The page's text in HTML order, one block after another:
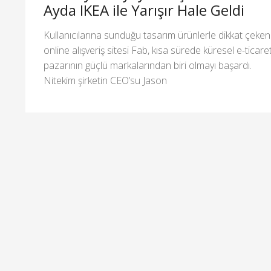
Ayda IKEA ile Yarışır Hale Geldi
Kullanıcılarına sunduğu tasarım ürünlerle dikkat çeken
online alışveriş sitesi Fab, kısa sürede küresel e-
pazarının güçlü markalarından biri olmayı başardı.
Nitekim şirketin CEO’su Jason